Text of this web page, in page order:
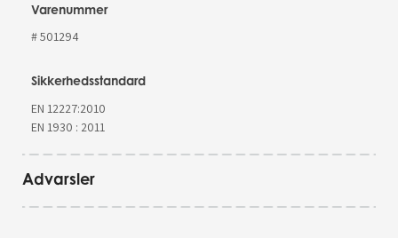
Varenummer
# 501294
Sikkerhedsstandard
EN 12227:2010
EN 1930 : 2011
Advarsler